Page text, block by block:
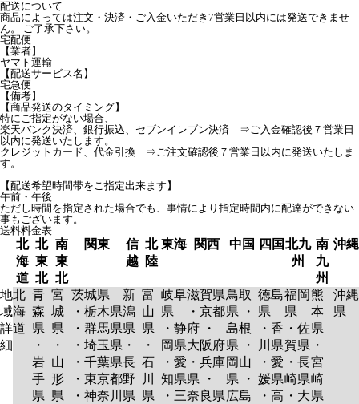
配送について
商品によっては注文・決済・ご入金いただき7営業日以内には発送できませ
ん。 ご了承下さい。
宅配便
【業者】
ヤマト運輸
【配送サービス名】
宅急便
【備考】
【商品発送のタイミング】
特にご指定がない場合、
楽天バンク決済、銀行振込、セブンイレブン決済 ⇒ご入金確認後７営業日
以内に発送いたします。
クレジットカード、代金引換 ⇒ご注文確認後７営業日以内に発送いたしま
す。
【配送希望時間帯をご指定出来ます】
午前・午後
ただし時間を指定された場合でも、事情により指定時間内に配達ができない
事もございます。
送料料金表
北
海
道
北
東
北
南
東
北
関東
信
越
北
陸
東海 関西 中国 四国北九
州
南
九
州
沖縄
地
域
詳
細
北
海
道
青
森
県
・
岩
手
県
宮
城
県
・
山
形
県
茨城県
・栃木県
・群馬県
・埼玉県
・千葉県
・東京都
・神奈川
新
潟
県
・
長
野
県
富
山
県
・
石
川
県
岐阜
県
・静
岡県
・愛
知県
・三
滋賀県
・京都
府 ・
大阪府
・兵庫
県 ・
奈良県
鳥取
県 ・
島根
県 ・
岡山
県 ・
広島
徳島
県
・香
川県
・愛
媛県
・高
福岡
県
・佐
賀県
・長
崎県
・大
熊
本
県
・
宮
崎
県
沖縄
県